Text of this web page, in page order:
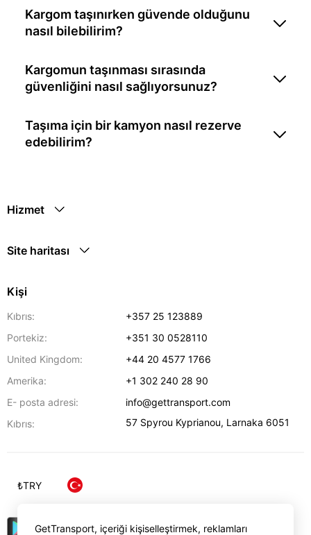
Kargom taşınırken güvende olduğunu
nasıl bilebilirim?
Kargomun taşınması sırasında
güvenliğini nasıl sağlıyorsunuz?
Taşıma için bir kamyon nasıl rezerve
edebilirim?
Hizmet
Site haritası
Kişi
Kıbrıs:
+357 25 123889
Portekiz:
+351 30 0528110
United Kingdom:
+44 20 4577 1766
Amerika:
+1 302 240 28 90
E- posta adresi:
info@gettransport.com
Kıbrıs:
57 Spyrou Kyprianou, Larnaka 6051
₺TRY
GetTransport, içeriği kişiselleştirmek, reklamları